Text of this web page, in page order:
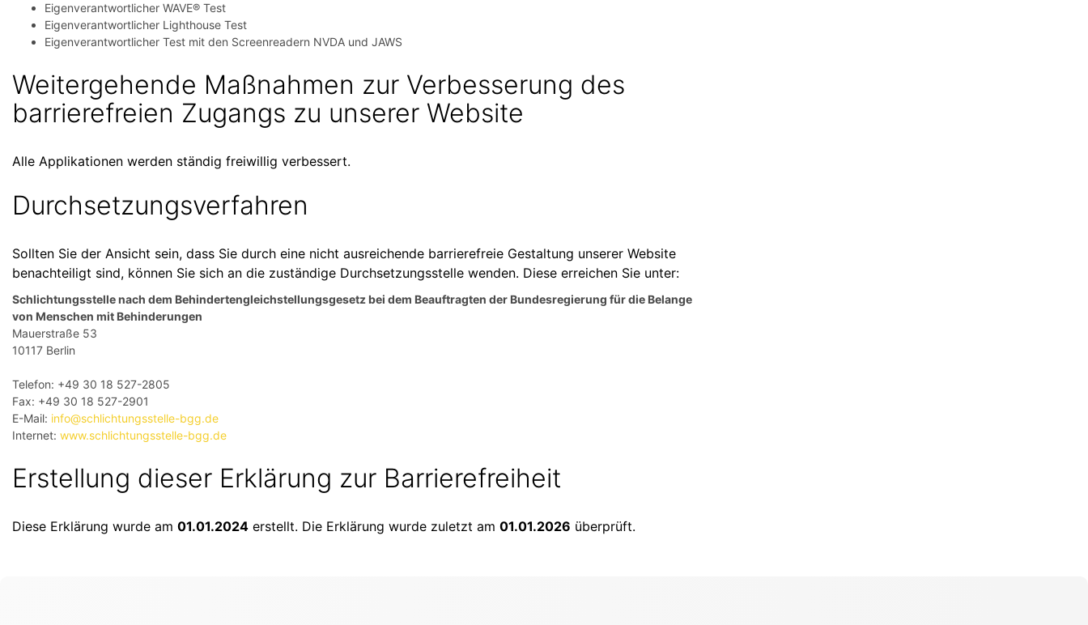
Eigenverantwortlicher WAVE® Test
Eigenverantwortlicher Lighthouse Test
Eigenverantwortlicher Test mit den Screenreadern NVDA und JAWS
Weitergehende Maßnahmen zur Verbesserung des
barrierefreien Zugangs zu unserer Website
Alle Applikationen werden ständig freiwillig verbessert.
Durchsetzungsverfahren
Sollten Sie der Ansicht sein, dass Sie durch eine nicht ausreichende barrierefreie Gestaltung unserer Website
benachteiligt sind, können Sie sich an die zuständige Durchsetzungsstelle wenden. Diese erreichen Sie unter:
Schlichtungsstelle nach dem Behindertengleichstellungsgesetz bei dem Beauftragten der Bundesregierung für die Belange
von Menschen mit Behinderungen
Mauerstraße 53
10117 Berlin
Telefon: +49 30 18 527-2805
Fax: +49 30 18 527-2901
E-Mail: info@schlichtungsstelle-bgg.de
Internet: www.schlichtungsstelle-bgg.de
Erstellung dieser Erklärung zur Barrierefreiheit
Diese Erklärung wurde am 01.01.2024 erstellt. Die Erklärung wurde zuletzt am 01.01.2026 überprüft.